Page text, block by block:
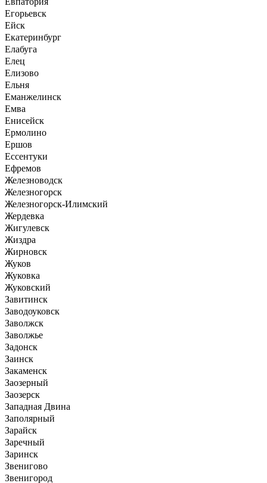
Егорьевск
Ейск
Екатеринбург
Елабуга
Елец
Елизово
Ельня
Еманжелинск
Емва
Енисейск
Ермолино
Ершов
Ессентуки
Ефремов
Железноводск
Железногорск
Железногорск-Илимский
Жердевка
Жигулевск
Жиздра
Жирновск
Жуков
Жуковка
Жуковский
Завитинск
Заводоуковск
Заволжск
Заволжье
Задонск
Заинск
Закаменск
Заозерный
Заозерск
Западная Двина
Заполярный
Зарайск
Заречный
Заринск
Звенигово
Звенигород